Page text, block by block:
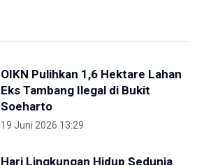
OIKN Pulihkan 1,6 Hektare Lahan
Eks Tambang Ilegal di Bukit
Soeharto
19 Juni 2026 13:29
Hari Lingkungan Hidup Sedunia